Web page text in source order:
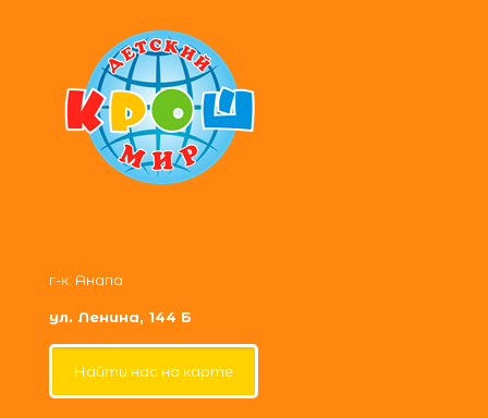
г-к. Анапа
ул. Ленина, 144 Б
Найти нас на карте